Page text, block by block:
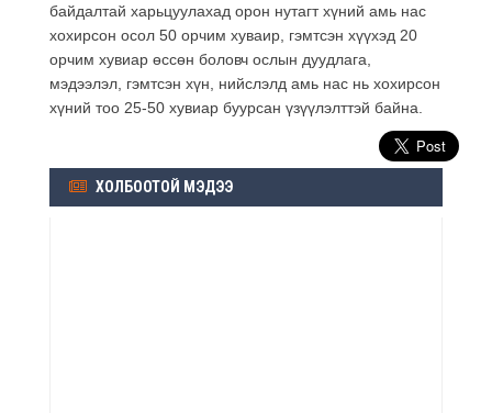
байдалтай харьцуулахад орон нутагт хүний амь нас
хохирсон осол 50 орчим хуваир, гэмтсэн хүүхэд 20
орчим хувиар өссөн боловч ослын дуудлага,
мэдээлэл, гэмтсэн хүн, нийслэлд амь нас нь хохирсон
хүний тоо 25-50 хувиар буурсан үзүүлэлттэй байна.
ХОЛБООТОЙ МЭДЭЭ